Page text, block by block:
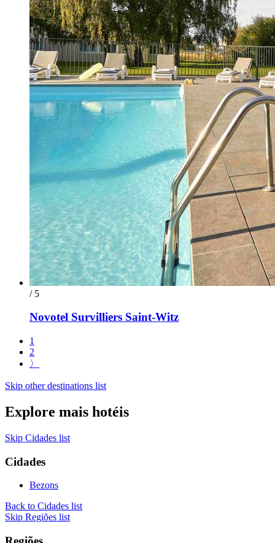
/ 5
Novotel Survilliers Saint-Witz
1
2
〉
Skip other destinations list
Explore mais hotéis
Skip Cidades list
Cidades
Bezons
Back to Cidades list
Skip Regiões list